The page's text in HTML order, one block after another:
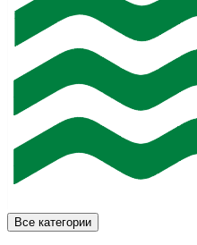
Все категории